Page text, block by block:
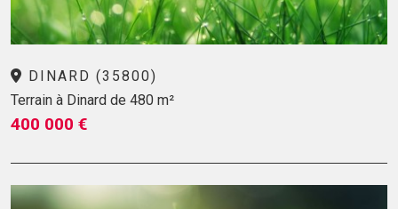
DINARD (35800)
Terrain à Dinard de 480 m²
400 000 €